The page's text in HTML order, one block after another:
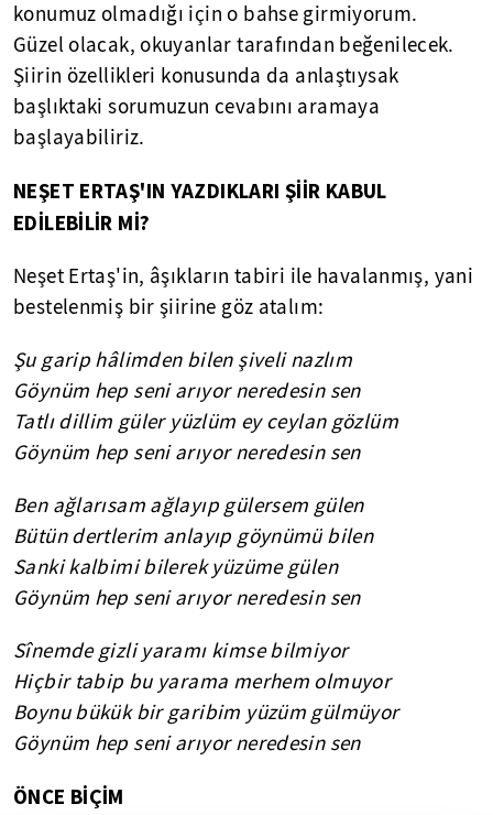
konumuz olmadığı için o bahse girmiyorum.
Güzel olacak, okuyanlar tarafından beğenilecek.
Şiirin özellikleri konusunda da anlaştıysak
başlıktaki sorumuzun cevabını aramaya
başlayabiliriz.
NEŞET ERTAŞ'IN YAZDIKLARI ŞİİR KABUL
EDİLEBİLİR Mİ?
Neşet Ertaş'in, âşıkların tabiri ile havalanmış, yani
bestelenmiş bir şiirine göz atalım:
Şu garip hâlimden bilen şiveli nazlım
Göynüm hep seni arıyor neredesin sen
Tatlı dillim güler yüzlüm ey ceylan gözlüm
Göynüm hep seni arıyor neredesin sen
Ben ağlarısam ağlayıp gülersem gülen
Bütün dertlerim anlayıp göynümü bilen
Sanki kalbimi bilerek yüzüme gülen
Göynüm hep seni arıyor neredesin sen
Sînemde gizli yaramı kimse bilmiyor
Hiçbir tabip bu yarama merhem olmuyor
Boynu bükük bir garibim yüzüm gülmüyor
Göynüm hep seni arıyor neredesin sen
ÖNCE BİÇİM